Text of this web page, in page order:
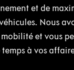
et de
Nous
et vous
à vos